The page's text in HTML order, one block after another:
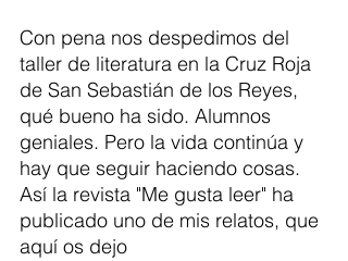
Con pena nos despedimos del
taller de literatura en la Cruz Roja
de San Sebastián de los Reyes,
qué bueno ha sido. Alumnos
geniales. Pero la vida continúa y
hay que seguir haciendo cosas.
Así la revista "Me gusta leer" ha
publicado uno de mis relatos, que
aquí os dejo